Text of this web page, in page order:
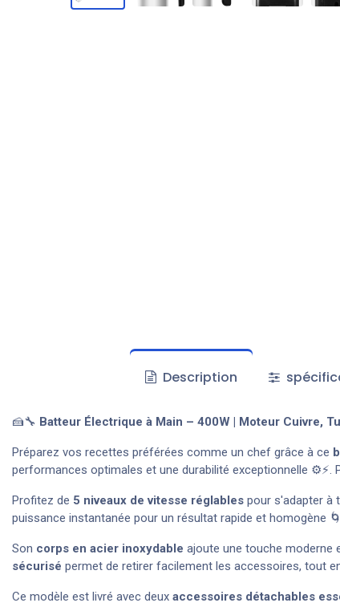
Description
🍰🔧 Batteur Électrique à Main – 400W | Moteur Cuivre,
Préparez vos recettes préférées comme un chef grâce à ce
performances optimales et une durabilité exceptionnelle ⚙️⚡.
Profitez de 5 niveaux de vitesse réglables pour s'adapter à
puissance instantanée pour un résultat rapide et homogène
Son corps en acier inoxydable ajoute une touche moderne
sécurisé permet de retirer facilement les accessoires, tout
Ce modèle est livré avec deux accessoires détachables